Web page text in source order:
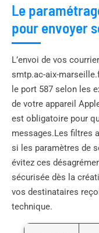
Le
pour envoyer
L’envoi de vos
smtp.ac-aix-
le port 587 selon les
de votre appareil
est obligatoire pour
messages.Les filtres
si les paramètres de
évitez ces
sécurisée dès la
vos destinataires
technique.